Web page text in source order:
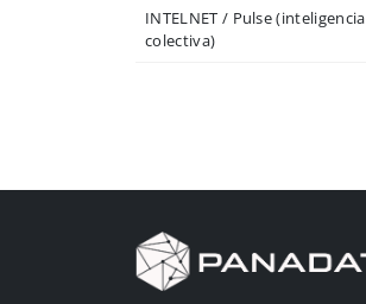
INTELNET / Pulse (inteligencia
colectiva)